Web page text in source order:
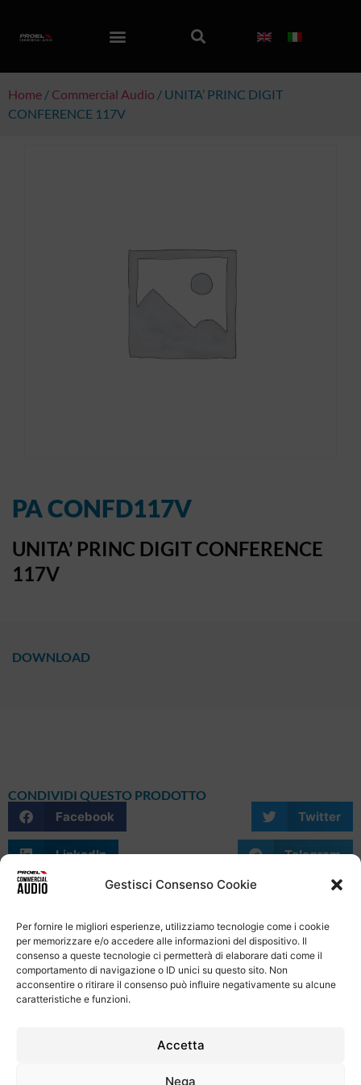
Gestisci Consenso Cookie
Per fornire le migliori esperienze, utilizziamo tecnologie come i cookie
per memorizzare e/o accedere alle informazioni del dispositivo. Il
consenso a queste tecnologie ci permetterà di elaborare dati come il
comportamento di navigazione o ID unici su questo sito. Non
acconsentire o ritirare il consenso può influire negativamente su alcune
caratteristiche e funzioni.
Accetta
Nega
Home / Commercial Audio / UNITA’ PRINC DIGIT
CONFERENCE 117V
PA CONFD117V
UNITA’ PRINC DIGIT CONFERENCE
117V
DOWNLOAD
CONDIVIDI QUESTO PRODOTTO
Facebook
Twitter
LinkedIn Telegram
WhatsApp Email Skype